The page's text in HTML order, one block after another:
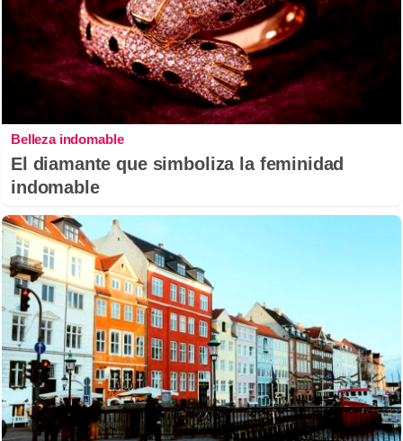
Belleza indomable
El diamante que simboliza la feminidad
indomable